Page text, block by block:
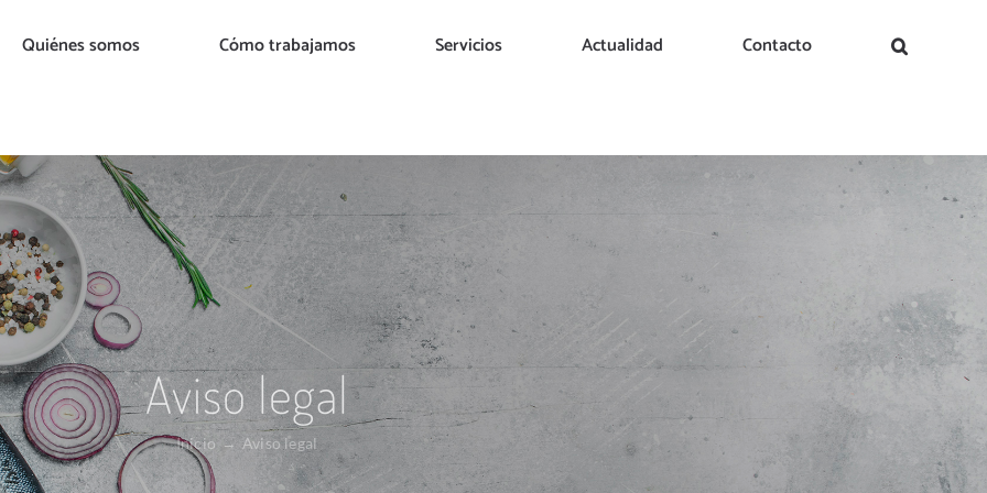
Quiénes somos Cómo trabajamos Servicios Actualidad Contacto
Aviso legal
Inicio Aviso legal